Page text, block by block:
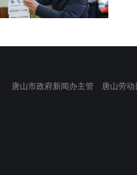
唐山市政府新闻办主管 唐山劳动